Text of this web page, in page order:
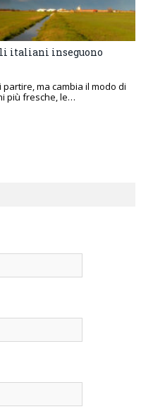
italiani inseguono
ma cambia il modo di
più fresche, le…